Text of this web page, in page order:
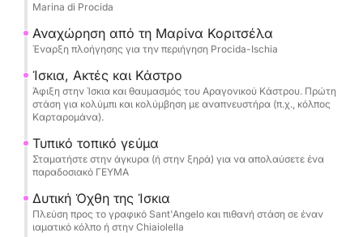
ποικίλα τοπία της: θα θαυμάσουμε το επιβλητικό
Κάστρο Αραγονίας, τον μοντέρνο κόλπο
Sant'Angelo και την ηφαιστειακή ακτή, με την
επιλογή να κολυμπήσετε στις ιαματικές πηγές
(όπως το Sorgeto, εφόσον το επιτρέπει ο καιρός) ή
στον κόλπο του Σαν Μοντάνο.
Η εμπειρία εμπλουτίζεται από ένα τυπικό τοπικό
γεύμα που θα σας ενθουσιάσει με τις φρέσκες
άφθονες ευκαιρίες για κολύμπι και κολύμβηση με
αναπνευστήρα. Προς το αργά το απόγευμα, σας
Marina di Procida
Αναχώρηση από τη Μαρίνα Κοριτσέλα
Έναρξη πλοήγησης για την περιήγηση Procida-Ischia
Ίσκια, Ακτές και Κάστρο
Άφιξη στην Ίσκια και θαυμασμός του Αραγονικού Κάστρου. Πρώτη
στάση για κολύμπι και κολύμβηση με αναπνευστήρα (π.χ., κόλπος
Καρταρομάνα).
Τυπικό τοπικό γεύμα
Σταματήστε στην άγκυρα (ή στην ξηρά) για να απολαύσετε ένα
παραδοσιακό ΓΕΥΜΑ
Δυτική Όχθη της Ίσκια
Πλεύση προς το γραφικό Sant'Angelo και πιθανή στάση σε έναν
ιαματικό κόλπο ή στην Chiaiolella